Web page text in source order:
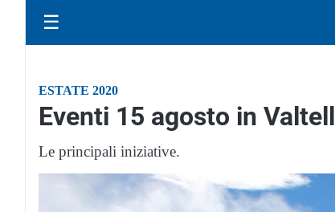
☰
ESTATE 2020
Eventi 15 agosto in
Le principali iniziative.